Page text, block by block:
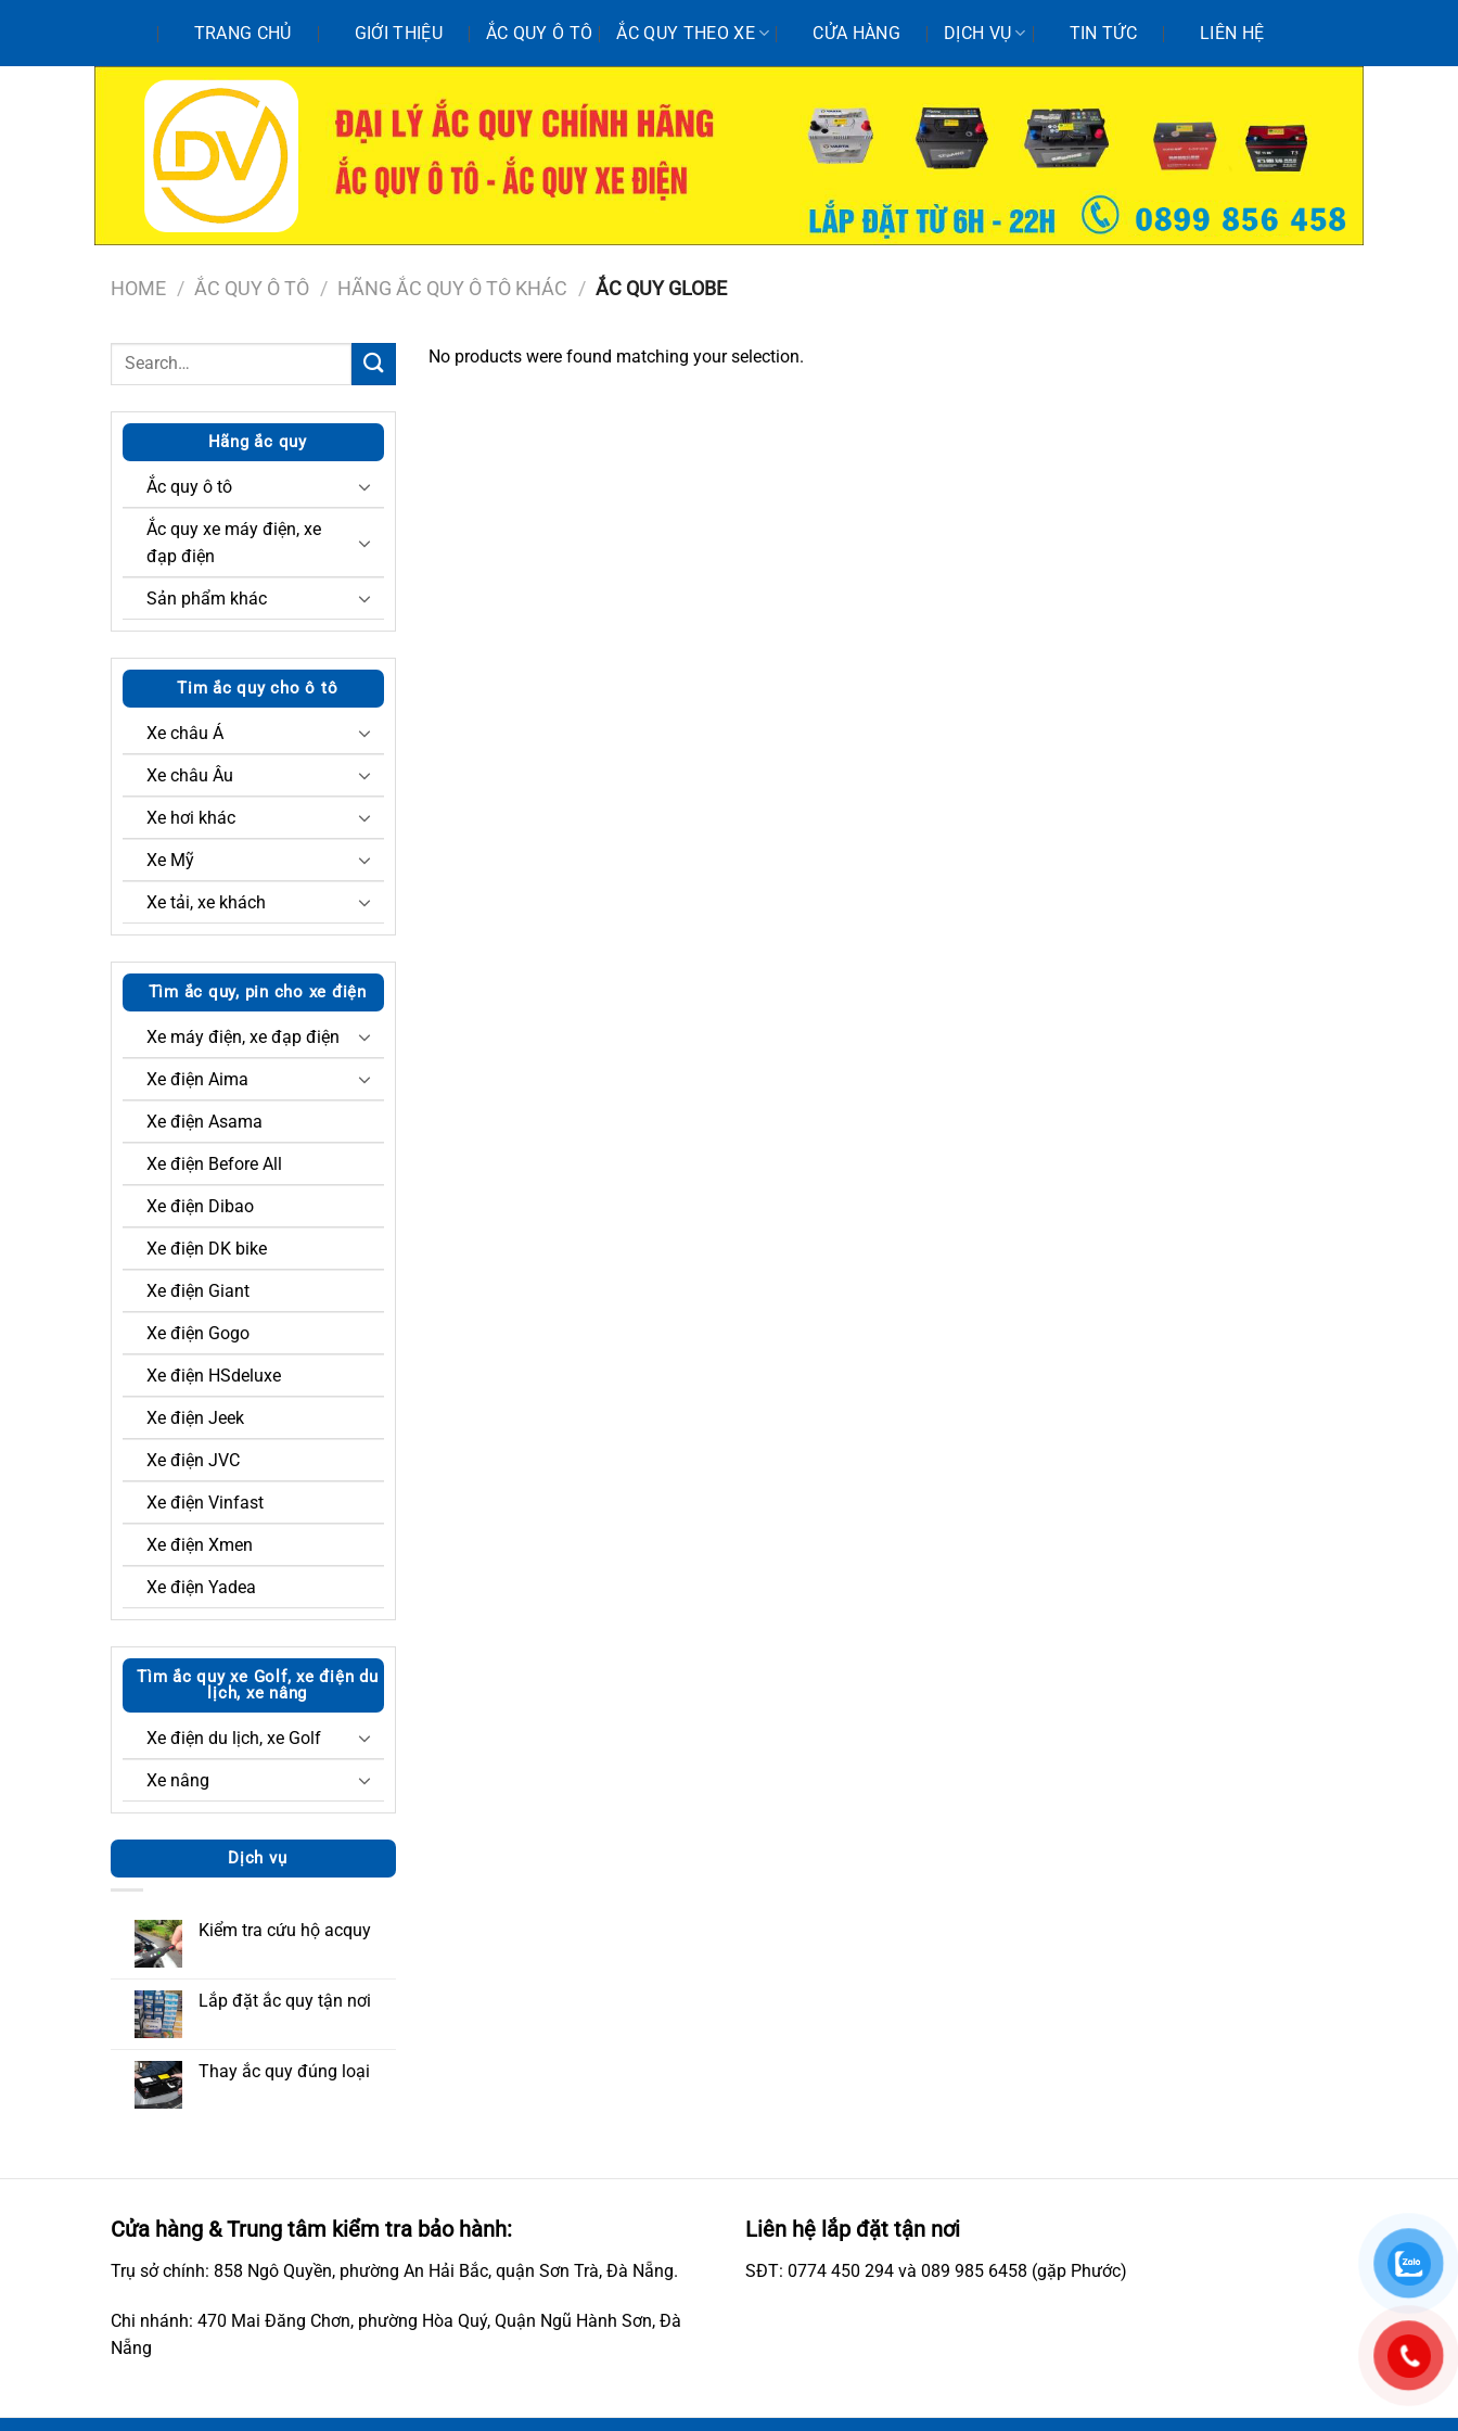
nội
TRANG CHỦ GIỚI THIỆU ẮC QUY Ô TÔ ẮC QUY THEO XE CỬA HÀNG DỊCH VỤ TIN TỨC LIÊN HỆ
HOME / ẮC QUY Ô TÔ / HÃNG ẮC QUY Ô TÔ KHÁC / ẮC QUY GLOBE
Search
Hãng ắc quy
Ắc quy ô tô
Ắc quy xe máy điện, xe
đạp điện
Sản phẩm khác
Tim ắc quy cho ô tô
Xe châu Á
Xe châu Âu
Xe hơi khác
Xe Mỹ
Xe tải, xe khách
Tìm ắc quy, pin cho xe điện
Xe máy điện, xe đạp điện
Xe điện Aima
Xe điện Asama
Xe điện Before All
Xe điện Dibao
Xe điện DK bike
Xe điện Giant
Xe điện Gogo
Xe điện HSdeluxe
Xe điện Jeek
Xe điện JVC
Xe điện Vinfast
Xe điện Xmen
Xe điện Yadea
Tìm ắc quy xe Golf, xe điện du
lịch, xe nâng
Xe điện du lịch, xe Golf
Xe nâng
Dịch vụ
Kiểm tra cứu hộ acquy
Lắp đặt ắc quy tận nơi
Thay ắc quy đúng loại
No products were found matching your selection.
Cửa hàng & Trung tâm kiểm tra bảo hành:
Trụ sở chính: 858 Ngô Quyền, phường An Hải Bắc, quận Sơn Trà, Đà Nẵng.
Chi nhánh: 470 Mai Đăng Chơn, phường Hòa Quý, Quận Ngũ Hành Sơn, Đà
Nẵng
Liên hệ lắp đặt tận nơi
SĐT: 0774 450 294 và 089 985 6458 (gặp Phước)